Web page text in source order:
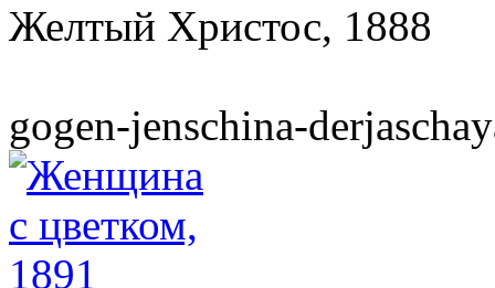
Желтый Христос, 1888
gogen-jenschina-